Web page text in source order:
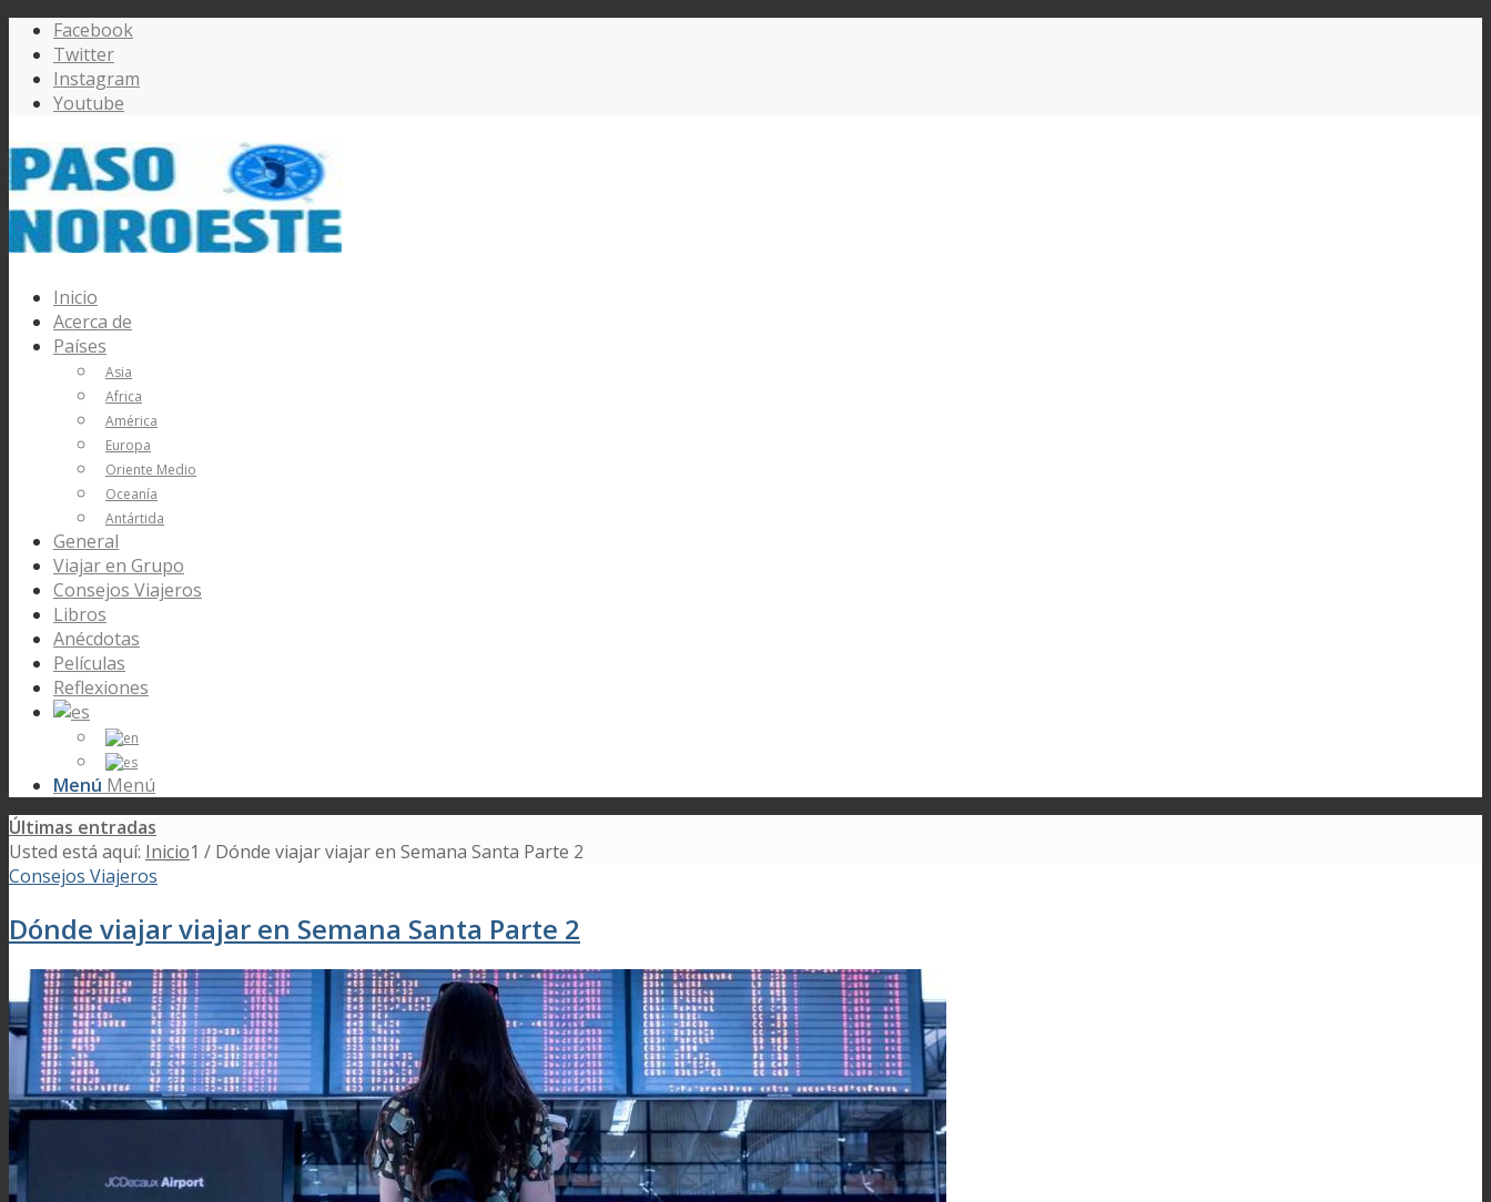
Facebook
Twitter
Instagram
Youtube
Inicio
Acerca de
Países
Asia
Africa
América
Europa
Oriente Medio
Oceanía
Antártida
General
Viajar en Grupo
Consejos Viajeros
Libros
Anécdotas
Películas
Reflexiones
Menú Menú
Últimas entradas
Usted está aquí: Inicio1 / Dónde viajar viajar en Semana Santa Parte 2
Consejos Viajeros
Dónde viajar viajar en Semana Santa Parte 2